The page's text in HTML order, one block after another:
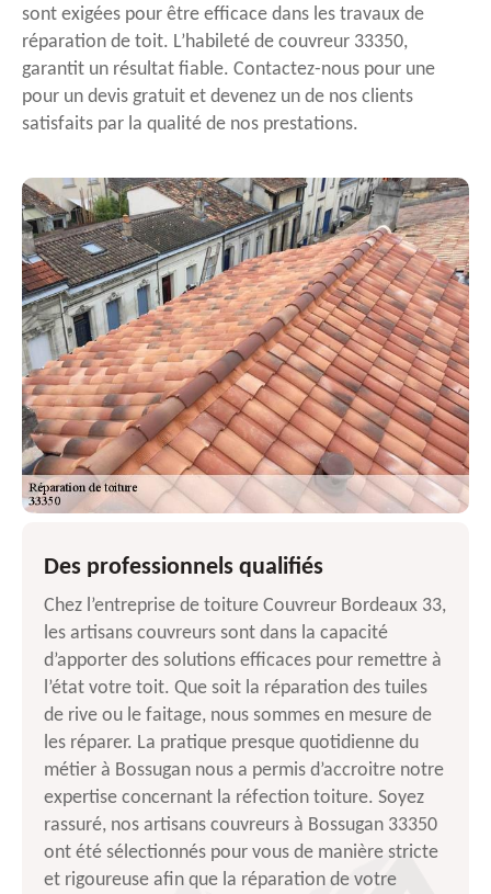
sont exigées pour être efficace dans les travaux de
réparation de toit. L’habileté de couvreur 33350,
garantit un résultat fiable. Contactez-nous pour une
pour un devis gratuit et devenez un de nos clients
satisfaits par la qualité de nos prestations.
Des professionnels qualifiés
Chez l’entreprise de toiture Couvreur Bordeaux 33,
les artisans couvreurs sont dans la capacité
d’apporter des solutions efficaces pour remettre à
l’état votre toit. Que soit la réparation des tuiles
de rive ou le faitage, nous sommes en mesure de
les réparer. La pratique presque quotidienne du
métier à Bossugan nous a permis d’accroitre notre
expertise concernant la réfection toiture. Soyez
rassuré, nos artisans couvreurs à Bossugan 33350
ont été sélectionnés pour vous de manière stricte
et rigoureuse afin que la réparation de votre